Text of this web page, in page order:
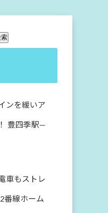
ンを緩いア
豊四季駅―
車もストレ
番線ホーム